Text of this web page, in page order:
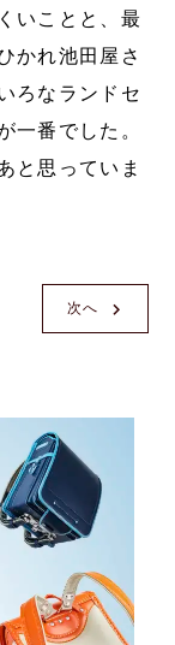
いことと、最
かれ池田屋さ
ろなランドセ
一番でした。
と思っていま
次へ